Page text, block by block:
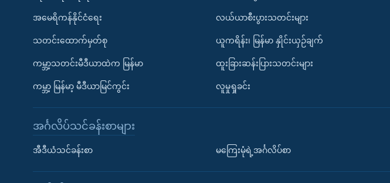
အမေရိကန်နိုင်ငံရေး
သတင်းထောက်မှတ်စု
ကမ္ဘာ့သတင်းမီဒီယာထဲက မြန်မာ
ကမ္ဘာ့ မြန်မာ့ မီဒီယာမြင်ကွင်း
လယ်ယာစီးပွားသတင်းများ
ယူကရိန်း၊ မြန်မာ နှိုင်းယှဉ်ချက်
ထူးခြားဆန်းပြားသတင်းများ
လူမှုရှုခင်း
အင်္ဂလိပ်သင်ခန်းစာများ
အီဒီယံသင်ခန်းစာ မကြေးမုံရဲ့အင်္ဂလိပ်စာ